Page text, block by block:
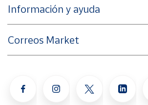
Información y ayuda
Correos Market